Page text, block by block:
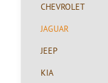
CHEVROLET
JAGUAR
JEEP
KIA